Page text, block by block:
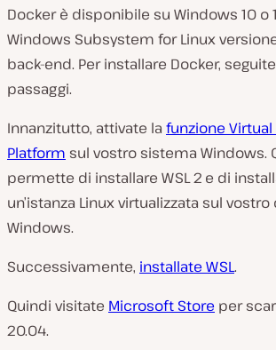
Docker è disponibile su Windows 10 o
Windows Subsystem for Linux
back-end. Per installare Docker,
passaggi.
Innanzitutto, attivate la funzione
Platform sul vostro sistema Windows.
permette di installare WSL 2 e di
un’istanza Linux virtualizzata sul
Windows.
Successivamente, installate WSL.
Quindi visitate Microsoft Store per
20.04.